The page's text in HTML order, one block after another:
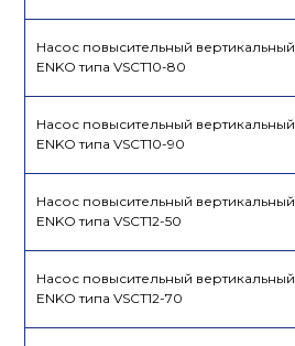
Насос повысительный вертикальный
ENKO типа VSCT10-80
Насос повысительный вертикальный
ENKO типа VSCT10-90
Насос повысительный вертикальный
ENKO типа VSCT12-50
Насос повысительный вертикальный
ENKO типа VSCT12-70